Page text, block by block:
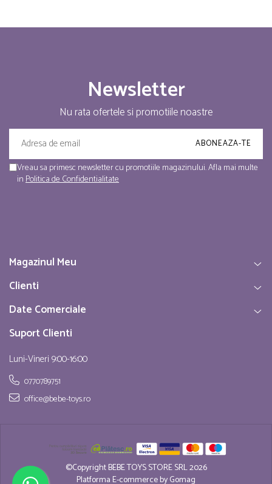
Newsletter
Nu rata ofertele si promotiile noastre
Vreau sa primesc newsletter cu promotiile magazinului. Afla mai multe
inPolitica de Confidentialitate
Magazinul Meu
Clienti
Date Comerciale
Suport Clienti
Luni-Vineri 9:00-16:00
0770789751
office@bebe-toys.ro
©Copyright BEBE TOYS STORE SRL 2026
Platforma E-commerce by Gomag